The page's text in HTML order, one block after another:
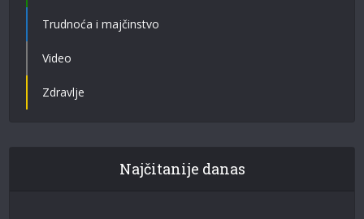
Trudnoća i majčinstvo
Video
Zdravlje
Najčitanije danas